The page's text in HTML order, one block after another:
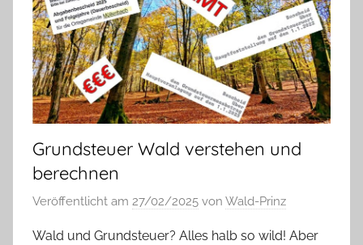
Grundsteuer Wald verstehen und
berechnen
Veröffentlicht am 27/02/2025 von Wald-Prinz
Wald und Grundsteuer? Alles halb so wild! Aber